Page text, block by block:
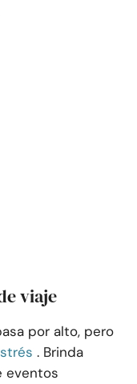
viaje
por alto, pero
. Brinda
eventos